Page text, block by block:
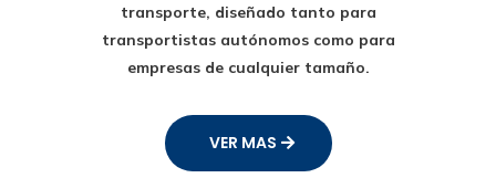
transporte, diseñado tanto para
transportistas autónomos como para
empresas de cualquier tamaño.
VER MAS